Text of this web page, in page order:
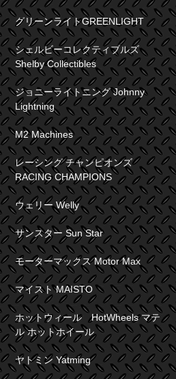
グリーンライトGREENLIGHT
シェルビーコレクティブルズ
Shelby Collectibles
ジョニーライトニング Johnny
Lightning
M2 Machines
レーシング チャンピオンズ
RACING CHAMPIONS
ウェリー Welly
サンスター Sun Star
モーターマックス Motor Max
マイスト MAISTO
ホットウィール HotWheels マテ
ル ホットホイール
ヤトミン Yatming